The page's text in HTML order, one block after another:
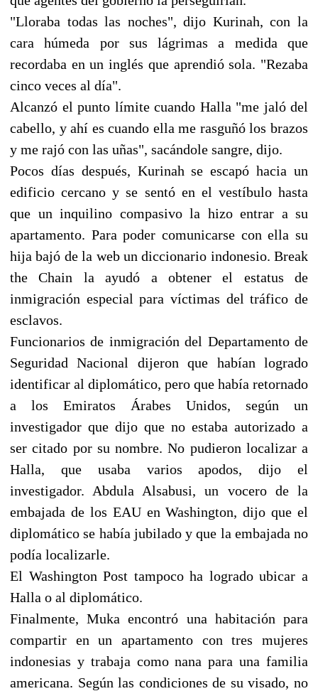
"Lloraba todas las noches", dijo Kurinah, con la
cara húmeda por sus lágrimas a medida que
recordaba en un inglés que aprendió sola. "Rezaba
cinco veces al día".
Alcanzó el punto límite cuando Halla "me jaló del
cabello, y ahí es cuando ella me rasguñó los brazos
y me rajó con las uñas", sacándole sangre, dijo.
Pocos días después, Kurinah se escapó hacia un
edificio cercano y se sentó en el vestíbulo hasta
que un inquilino compasivo la hizo entrar a su
apartamento. Para poder comunicarse con ella su
hija bajó de la web un diccionario indonesio. Break
the Chain la ayudó a obtener el estatus de
inmigración especial para víctimas del tráfico de
esclavos.
Funcionarios de inmigración del Departamento de
Seguridad Nacional dijeron que habían logrado
identificar al diplomático, pero que había retornado
a los Emiratos Árabes Unidos, según un
investigador que dijo que no estaba autorizado a
ser citado por su nombre. No pudieron localizar a
Halla, que usaba varios apodos, dijo el
investigador. Abdula Alsabusi, un vocero de la
embajada de los EAU en Washington, dijo que el
diplomático se había jubilado y que la embajada no
podía localizarle.
El Washington Post tampoco ha logrado ubicar a
Halla o al diplomático.
Finalmente, Muka encontró una habitación para
compartir en un apartamento con tres mujeres
indonesias y trabaja como nana para una familia
americana. Según las condiciones de su visado, no